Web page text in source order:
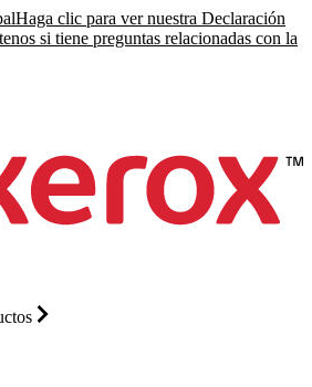
Haga clic para ver nuestra Declaración
si tiene preguntas relacionadas con la